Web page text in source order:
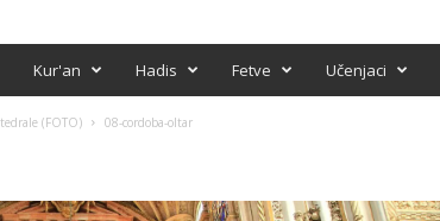
Kur'an Hadis Fetve Učenjaci
(FOTO) 08-cordoba-oltar